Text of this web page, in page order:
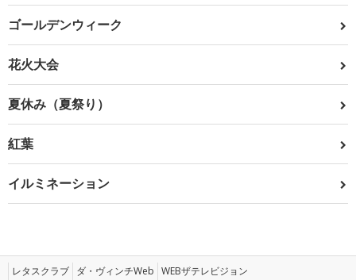
ゴールデンウィーク
花火大会
夏休み（夏祭り）
紅葉
イルミネーション
レタスクラブ ダ・ヴィンチWeb WEBザテレビジョン